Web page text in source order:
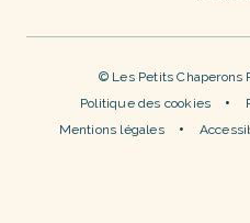
© Les Petits Chaperons
Politique des cookies
Mentions légales